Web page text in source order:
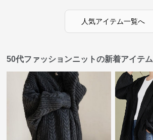
人気アイテム一覧へ
50代ファッションニットの新着アイテム